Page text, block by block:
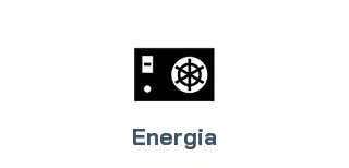
Energia